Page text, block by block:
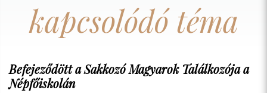
kapcsolódó téma
Befejeződött a Sakkozó Magyarok Találkozója a
Népfőiskolán